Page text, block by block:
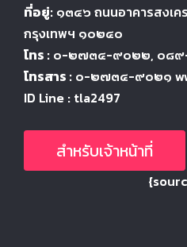
ที่อยู่: ๑๓๔๖ ถนนอาคารสงเค
กรุงเทพฯ ๑๐๒๔๐
โทร : ๐-๒๗๓๔-๙๐๒๒, ๐๘
โทรสาร : ๐-๒๗๓๔-๙๐๒๑
ID Line : tla2497
สำหรับเจ้าหน้าที่